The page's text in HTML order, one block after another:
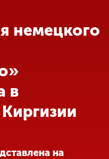
немецкого
в
на